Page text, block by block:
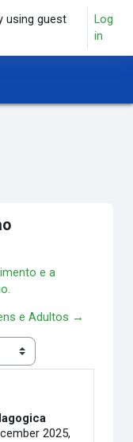
using guest
Log
in
e a
e Adultos →
2025,